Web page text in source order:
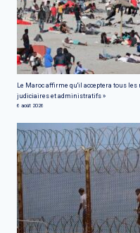
Le Maroc affirme qu'il acceptera tous
judiciaires et administratifs »
6 août 2026